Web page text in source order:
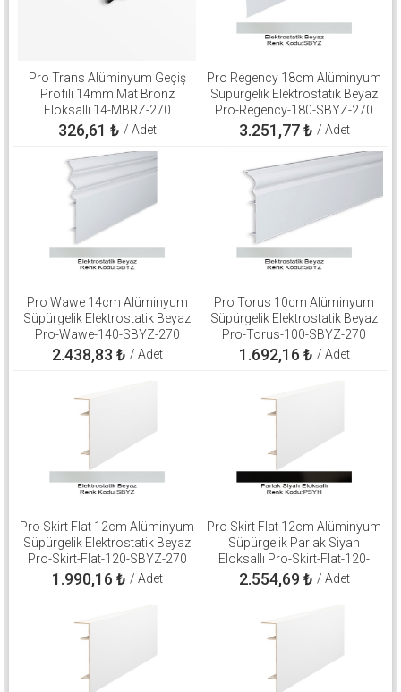
Pro Trans Alüminyum Geçiş
Profili 14mm Mat Bronz
Eloksallı 14-MBRZ-270
326,61 ₺ / Adet
Pro Regency 18cm Alüminyum
Süpürgelik Elektrostatik Beyaz
Pro-Regency-180-SBYZ-270
3.251,77₺ / Adet
Pro Wawe 14cm Alüminyum
Süpürgelik Elektrostatik Beyaz
Pro-Wawe-140-SBYZ-270
2.438,83 ₺ / Adet
Pro Torus 10cm Alüminyum
Süpürgelik Elektrostatik Beyaz
Pro-Torus-100-SBYZ-270
1.692,16 ₺ / Adet
Pro Skirt Flat 12cm Alüminyum
Süpürgelik Elektrostatik Beyaz
Pro-Skirt-Flat-120-SBYZ-270
1.990,16 ₺ / Adet
Pro Skirt Flat 12cm Alüminyum
Süpürgelik Parlak Siyah
Eloksallı Pro-Skirt-Flat-120-
PSYH-270
2.554,69₺ / Adet